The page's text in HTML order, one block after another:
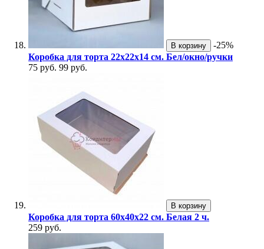
В корзину
-25%
Коробка для торта 22х22х14 см. Бел/окно/ручки
75 руб. 99 руб.
В корзину
Коробка для торта 60х40х22 см. Белая 2 ч.
259 руб.